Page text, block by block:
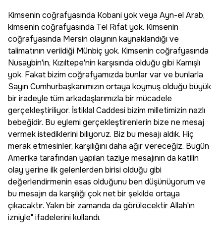
Kimsenin coğrafyasında Kobani yok veya Ayn-el Arab,
kimsenin coğrafyasında Tel Rıfat yok. Kimsenin
coğrafyasında Mersin olayının kaynaklandığı ve
talimatının verildiği Münbiç yok. Kimsenin coğrafyasında
Nusaybin'in, Kızıltepe'nin karşısında olduğu gibi Kamışlı
yok. Fakat bizim coğrafyamızda bunlar var ve bunlarla
Sayın Cumhurbaşkanımızın ortaya koymuş olduğu büyük
bir iradeyle tüm arkadaşlarımızla bir mücadele
gerçekleştiriliyor. İstiklal Caddesi bizim milletimizin nazlı
bebeğidir. Bu eylemi gerçekleştirenlerin bize ne mesaj
vermek istediklerini biliyoruz. Biz bu mesajı aldık. Hiç
merak etmesinler, karşılığını daha ağır vereceğiz. Bugün
Amerika tarafından yapılan taziye mesajının da katilin
olay yerine ilk gelenlerden birisi olduğu gibi
değerlendirmenin esas olduğunu ben düşünüyorum ve
bu mesajın da karşılığı çok net bir şekilde ortaya
çıkacaktır. Yakın bir zamanda da görülecektir Allah'ın
izniyle" ifadelerini kullandı.